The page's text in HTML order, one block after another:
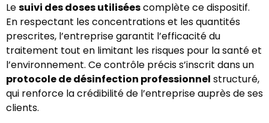
Lesuivi des doses utiliséescomplète ce dispositif.
En respectant les concentrations et les quantités
prescrites, l’entreprise garantit l’efficacité du
traitement tout en limitant les risques pour la santé et
l’environnement. Ce contrôle précis s’inscrit dans un
protocole de désinfection professionnel structuré,
qui renforce la crédibilité de l’entreprise auprès de ses
clients.